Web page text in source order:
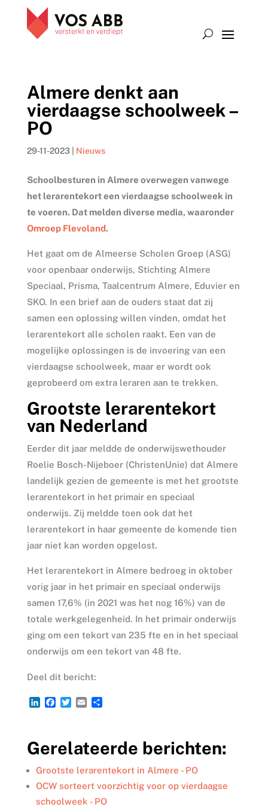
Almere denkt aan
vierdaagse schoolweek –
PO
29-11-2023| Nieuws
Schoolbesturen in Almere overwegen vanwege
het lerarentekort een vierdaagse schoolweek in
te voeren. Dat melden diverse media, waaronder
Omroep Flevoland.
Het gaat om de Almeerse Scholen Groep (ASG)
voor openbaar onderwijs, Stichting Almere
Speciaal, Prisma, Taalcentrum Almere, Eduvier en
SKO. In een brief aan de ouders staat dat zij
samen een oplossing willen vinden, omdat het
lerarentekort alle scholen raakt. Een van de
mogelijke oplossingen is de invoering van een
vierdaagse schoolweek, maar er wordt ook
geprobeerd om extra leraren aan te trekken.
Grootste lerarentekort
van Nederland
Eerder dit jaar meldde de onderwijswethouder
Roelie Bosch-Nijeboer (ChristenUnie) dat Almere
landelijk gezien de gemeente is met het grootste
lerarentekort in het primair en speciaal
onderwijs. Zij meldde toen ook dat het
lerarentekort in haar gemeente de komende tien
jaar niet kan worden opgelost.
Het lerarentekort in Almere bedroeg in oktober
vorig jaar in het primair en speciaal onderwijs
samen 17,6% (in 2021 was het nog 16%) van de
totale werkgelegenheid. In het primair onderwijs
ging om een tekort van 235 fte en in het speciaal
onderwijs om een tekort van 48 fte.
Deel dit bericht:
L
e
d
I
n
F
b
o
o
k
T
t
e
r
E
l
D
n
Gerelateerde berichten:
Grootste lerarentekort in Almere - PO
OCW sorteert voorzichtig voor op vierdaagse
schoolweek - PO